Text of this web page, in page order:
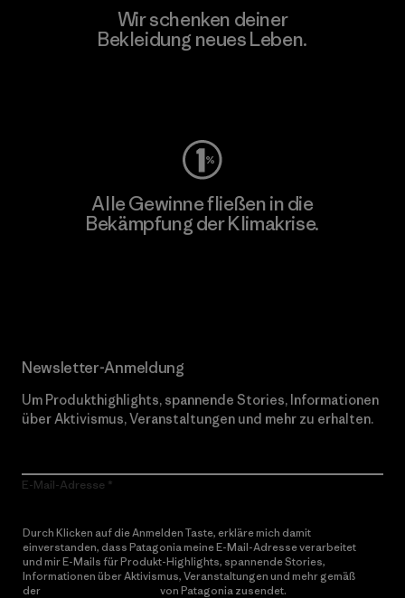
Wir schenken deiner
Bekleidung neues Leben.
Alle Gewinne fließen in die
Bekämpfung der Klimakrise.
Newsletter-Anmeldung
Um Produkthighlights, spannende Stories, Informationen
über Aktivismus, Veranstaltungen und mehr zu erhalten.
E-Mail-Adresse
Durch Klicken auf die Anmelden Taste, erkläre mich damit
einverstanden, dass Patagonia meine E-Mail-Adresse verarbeitet
und mir E-Mails für Produkt-Highlights, spannende Stories,
Informationen über Aktivismus, Veranstaltungen und mehr gemäß
der
von Patagonia zusendet.